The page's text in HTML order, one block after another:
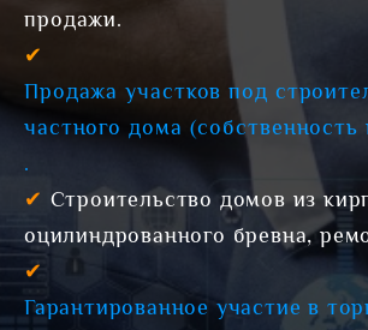
продажи.
✔
Продажа участков под
частного дома (собственность
.
✔ Строительство домов из
оцилиндрованного бревна,
✔
Гарантированное участие в